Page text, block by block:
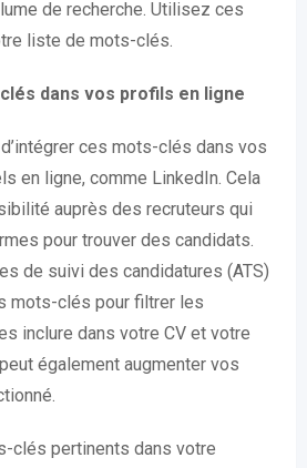
de recherche. Utilisez ces
liste de mots-clés.
dans vos profils en ligne
ces mots-clés dans vos
en ligne, comme LinkedIn. Cela
auprès des recruteurs qui
pour trouver des candidats.
de suivi des candidatures (ATS)
mots-clés pour filtrer les
inclure dans votre CV et votre
également augmenter vos
clés pertinents dans votre